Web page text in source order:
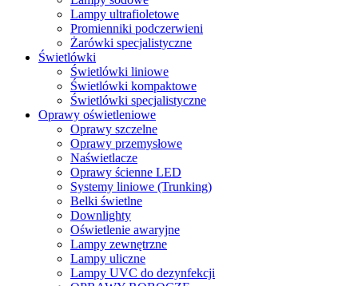
Lampy ultrafioletowe
Promienniki podczerwieni
Żarówki specjalistyczne
Świetlówki
Świetlówki liniowe
Świetlówki kompaktowe
Świetlówki specjalistyczne
Oprawy oświetleniowe
Oprawy szczelne
Oprawy przemysłowe
Naświetlacze
Oprawy ścienne LED
Systemy liniowe (Trunking)
Belki świetlne
Downlighty
Oświetlenie awaryjne
Lampy zewnętrzne
Lampy uliczne
Lampy UVC do dezynfekcji